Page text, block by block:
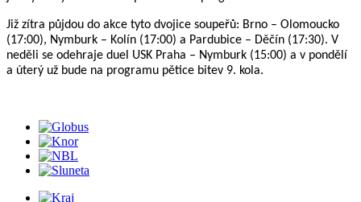
Již zítra půjdou do akce tyto dvojice soupeřů: Brno – Olomoucko
(17:00), Nymburk – Kolín (17:00) a Pardubice – Děčín (17:30). V
neděli se odehraje duel USK Praha – Nymburk (15:00) a v pondělí
a úterý už bude na programu pětice bitev 9. kola.